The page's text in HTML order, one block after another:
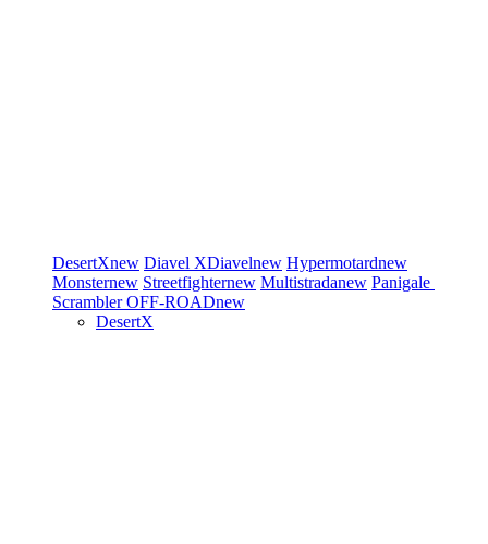
DesertXnew Diavel XDiavelnew Hypermotardnew
Monsternew Streetfighternew Multistradanew Panigale
ScramblerOFF-ROADnew
DesertX